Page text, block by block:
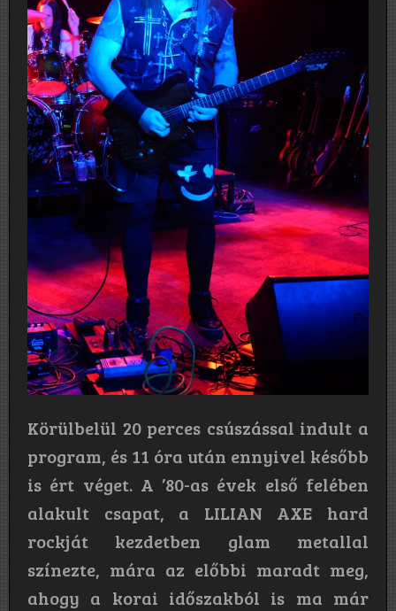
Körülbelül 20 perces csúszással indult a
program, és 11 óra után ennyivel később
is ért véget. A ’80-as évek első felében
alakult csapat, a LILIAN AXE hard
rockját kezdetben glam metallal
színezte, mára az előbbi maradt meg,
ahogy a korai időszakból is ma már